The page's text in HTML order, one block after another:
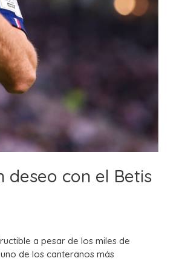
deseo con el Betis
a pesar de los miles de
de los canteranos más